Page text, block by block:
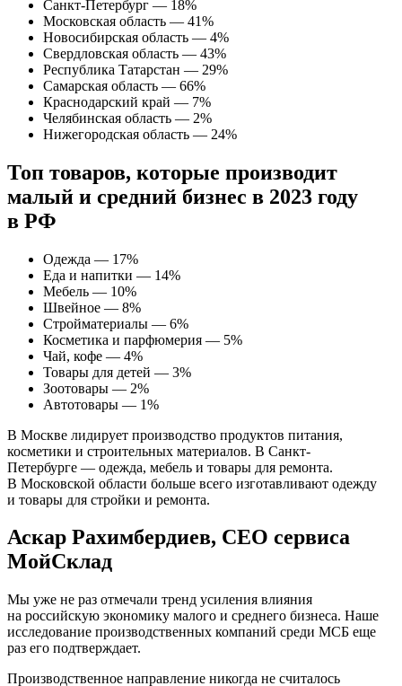
Санкт-Петербург — 18%
Московская область — 41%
Новосибирская область — 4%
Свердловская область — 43%
Республика Татарстан — 29%
Самарская область — 66%
Краснодарский край — 7%
Челябинская область — 2%
Нижегородская область — 24%
Топ товаров, которые производит
малый и средний бизнес в 2023 году
в РФ
Одежда — 17%
Еда и напитки — 14%
Мебель — 10%
Швейное — 8%
Стройматериалы — 6%
Косметика и парфюмерия — 5%
Чай, кофе — 4%
Товары для детей — 3%
Зоотовары — 2%
Автотовары — 1%
В Москве лидирует производство продуктов питания,
косметики и строительных материалов. В Санкт-
Петербурге — одежда, мебель и товары для ремонта.
В Московской области больше всего изготавливают одежду
и товары для стройки и ремонта.
Аскар Рахимбердиев, CEO сервиса
МойСклад
Мы уже не раз отмечали тренд усиления влияния
на российскую экономику малого и среднего бизнеса. Наше
исследование производственных компаний среди МСБ еще
раз его подтверждает.
Производственное направление никогда не считалось